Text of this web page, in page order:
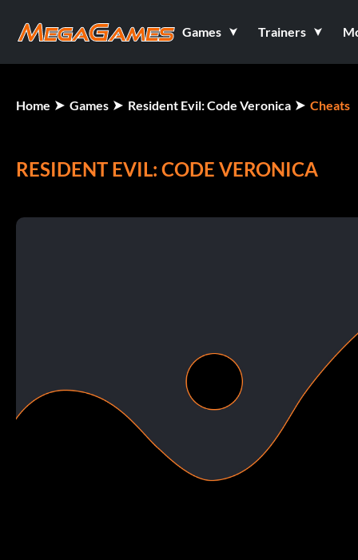
Games Trainers
Home Games Resident Evil: Code Veronica Cheats
RESIDENT EVIL: CODE VERONICA